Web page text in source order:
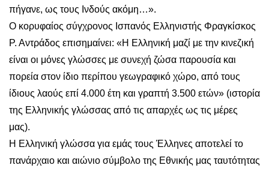
πήγανε, ως τους Ινδούς ακόμη…».
Ο κορυφαίος σύγχρονος Ισπανός Ελληνιστής Φραγκίσκος
Ρ. Αντράδος επισημαίνει: «Η Ελληνική μαζί με την κινεζική
είναι οι μόνες γλώσσες με συνεχή ζώσα παρουσία και
πορεία στον ίδιο περίπου γεωγραφικό χώρο, από τους
ίδιους λαούς επί 4.000 έτη και γραπτή 3.500 ετών» (ιστορία
της Ελληνικής γλώσσας από τις απαρχές ως τις μέρες
μας).
Η Ελληνική γλώσσα για εμάς τους Έλληνες αποτελεί το
πανάρχαιο και αιώνιο σύμβολο της Εθνικής μας ταυτότητας